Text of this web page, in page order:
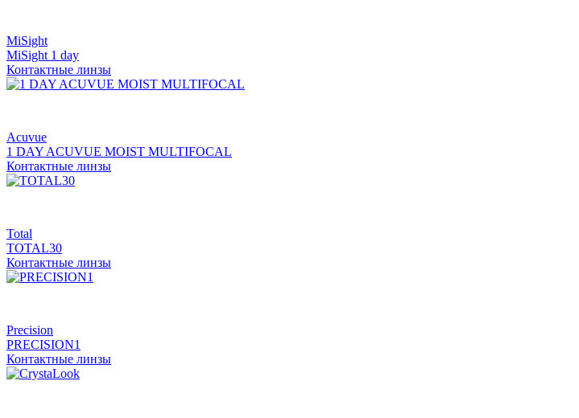
MiSight
MiSight 1 day
Контактные линзы
Acuvue
1 DAY ACUVUE MOIST MULTIFOCAL
Контактные линзы
Total
TOTAL30
Контактные линзы
Precision
PRECISION1
Контактные линзы